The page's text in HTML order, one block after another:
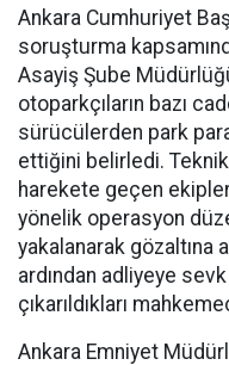
Ankara Cumhuriyet
soruşturma
Asayiş Şube
otoparkçıların bazı
sürücülerden park
ettiğini belirledi.
harekete geçen
yönelik operasyon
yakalanarak gözaltına
ardından adliyeye
çıkarıldıkları
Ankara Emniyet